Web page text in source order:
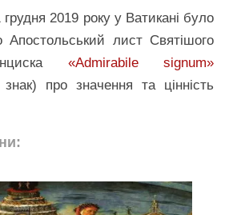
2019 року у Ватикані було
Апостольський лист Святішого
«Admirabile signum»
про значення та цінність